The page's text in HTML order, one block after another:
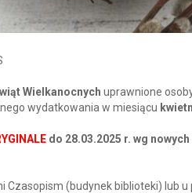
Wielkanocnych uprawnione
wydatkowania w miesiącu
do 28.03.2025 r. wg
Czasopism (budynek biblioteki) lub